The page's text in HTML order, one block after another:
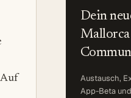
Dein
Austausch,
App-Beta